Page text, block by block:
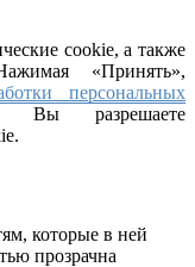
cookie, а также
«Принять»,
персональных
Вы разрешаете
которые в ней
прозрачна